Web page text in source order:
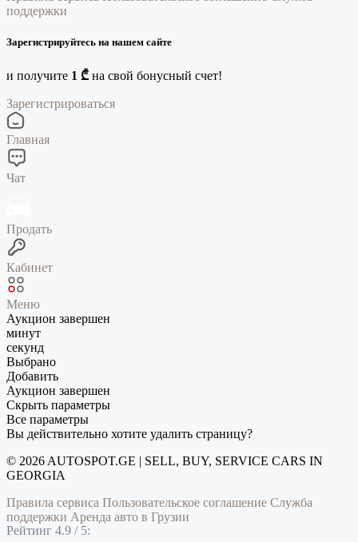
поддержки
Зарегистрируйтесь на нашем сайте
и получите 1 ₾ на свой бонусный счет!
Зарегистрироваться
Главная
Чат
Продать
Кабинет
Меню
Аукцион завершен
минут
секунд
Выбрано
Добавить
Аукцион завершен
Скрыть параметры
Все параметры
Вы действительно хотите удалить страницу?
© 2026 AUTOSPOT.GE | SELL, BUY, SERVICE CARS IN
GEORGIA
Правила сервиса Пользовательское соглашение Служба
поддержки Аренда авто в Грузии
Рейтинг 4.9 / 5: